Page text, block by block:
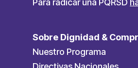
Sobre Dignidad &
Nuestro Programa